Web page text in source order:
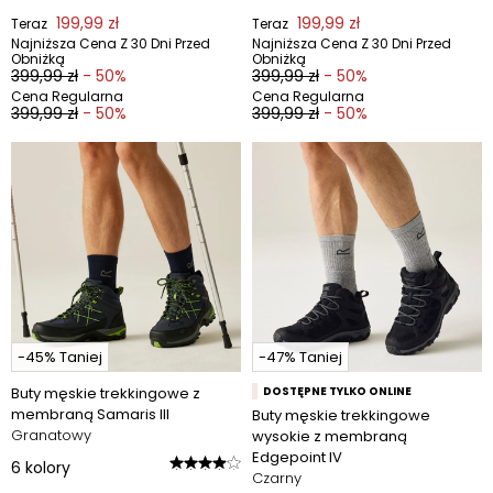
Teraz 199,99 zł
Najniższa Cena Z 30 Dni Przed
Obniżką
399,99 zł - 50%
Cena Regularna
399,99 zł - 50%
Teraz 199,99 zł
Najniższa Cena Z 30 Dni Przed
Obniżką
399,99 zł - 50%
Cena Regularna
399,99 zł - 50%
-45% Taniej
Buty męskie trekkingowe z
membraną Samaris III
Granatowy
6 kolory
-47% Taniej
DOSTĘPNE TYLKO ONLINE
Buty męskie trekkingowe
wysokie z membraną
Edgepoint IV
Czarny